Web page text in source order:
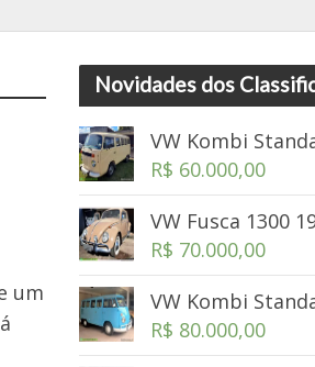
um
Novidades dos
VW Kombi
R$ 60.000,00
VW Fusca 1300
R$ 70.000,00
VW Kombi
R$ 80.000,00